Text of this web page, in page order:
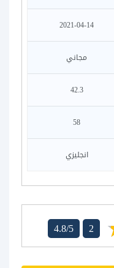
2021-04-14
مجاني
42.3
58
انجليزي
4.8/5 2